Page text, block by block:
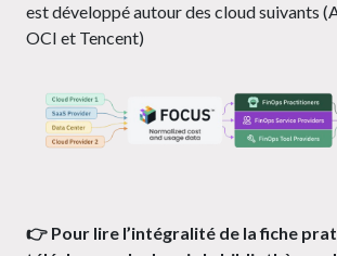
est développé autour des cloud suivants
OCI et Tencent)
👉 Pour lire l’intégralité de la fiche